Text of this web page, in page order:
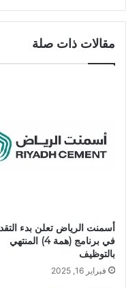
مقالات ذات صلة
أسمنت الرياض تعلن بدء
في برنامج (همة 4) المنتهي
بالتوظيف
فبراير 16, 2025